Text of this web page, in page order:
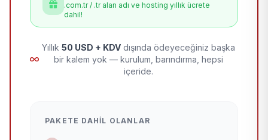
.com.tr / .tr alan adı ve hosting yıllık ücrete
dahil!
Yıllık 50 USD + KDV dışında ödeyeceğiniz başka
bir kalem yok — kurulum, barındırma, hepsi
içeride.
PAKETE DAHIL OLANLAR